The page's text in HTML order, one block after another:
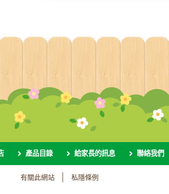
產品目錄 給家長的訊息 聯絡我們
有關此網站 私隱條例